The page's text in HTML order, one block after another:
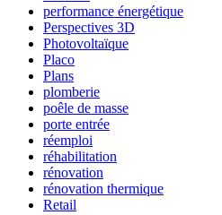
performance énergétique
Perspectives 3D
Photovoltaïque
Placo
Plans
plomberie
poêle de masse
porte entrée
réemploi
réhabilitation
rénovation
rénovation thermique
Retail